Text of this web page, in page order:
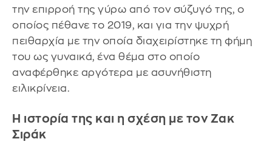
την επιρροή της γύρω από τον σύζυγό της, ο
οποίος πέθανε το 2019, και για την ψυχρή
πειθαρχία με την οποία διαχειρίστηκε τη φήμη
του ως γυναικά, ένα θέμα στο οποίο
αναφέρθηκε αργότερα με ασυνήθιστη
ειλικρίνεια.
Η ιστορία της και η σχέση με τον Ζακ
Σιράκ